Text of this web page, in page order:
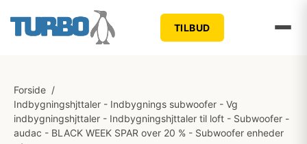
TILBUD
Forside /
Indbygningshjttaler - Indbygnings subwoofer - Vg
indbygningshjttaler - Indbygningshjttaler til loft - Subwoofer -
audac - BLACK WEEK SPAR over 20 % - Subwoofer enheder